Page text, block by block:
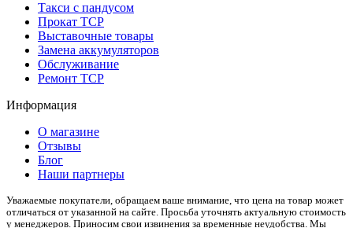
Такси с пандусом
Прокат ТСР
Выставочные товары
Замена аккумуляторов
Обслуживание
Ремонт ТСР
Информация
О магазине
Отзывы
Блог
Наши партнеры
Уважаемые покупатели, обращаем ваше внимание, что цена на товар может
отличаться от указанной на сайте. Просьба уточнять актуальную стоимость
у менеджеров. Приносим свои извинения за временные неудобства. Мы